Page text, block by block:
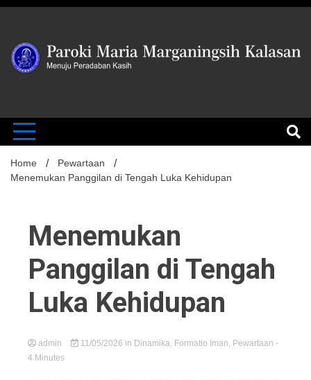
Skip
Paroki
Kalasan
Home
Pewartaan
Menemukan Panggilan di Tengah Luka Kehidupan
Menemukan
Panggilan di Tengah
Luka Kehidupan
admin 11/05/2026 in Dinamika, Formatio Iman, Pewartaan -
4 Minutes